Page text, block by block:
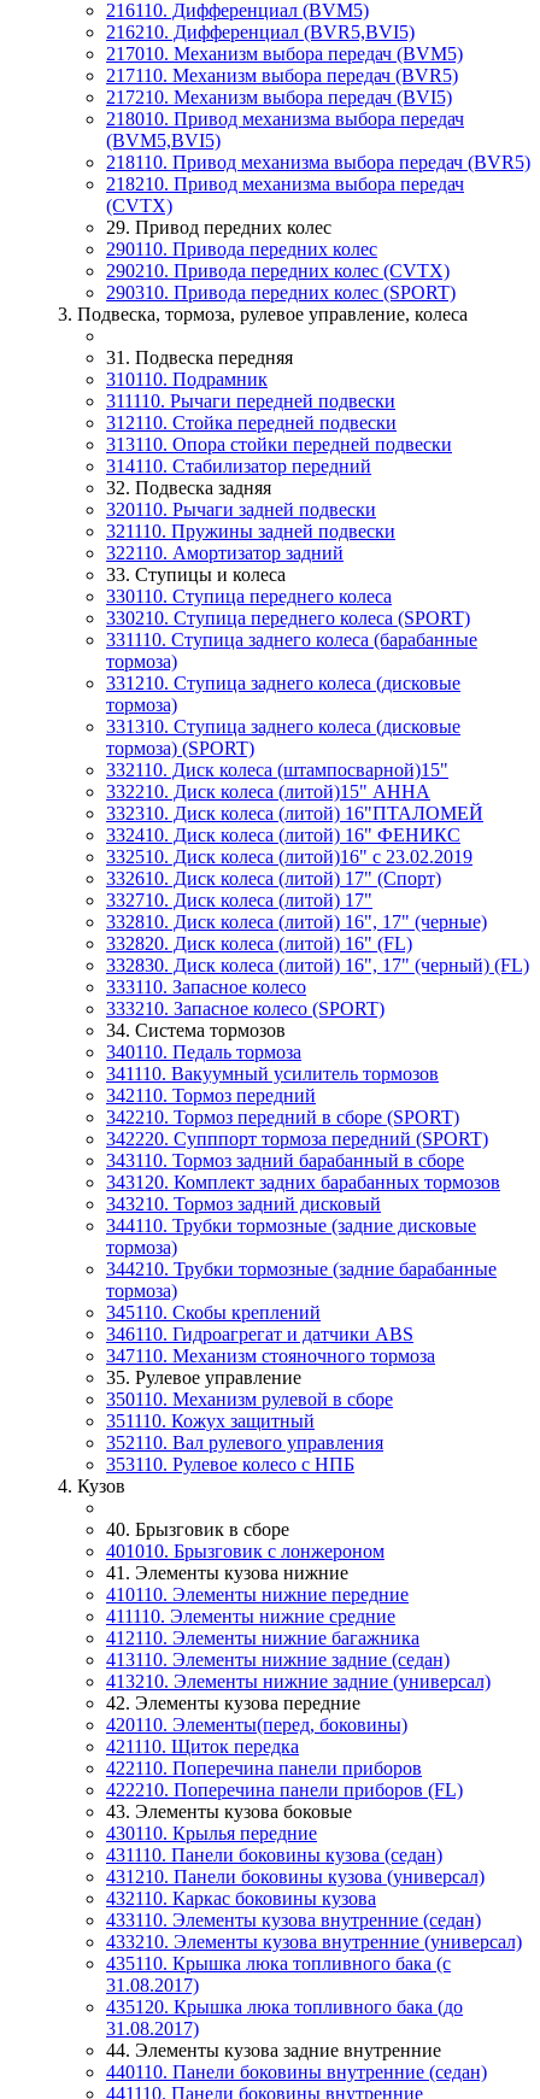
216110. Дифференциал (BVM5)
216210. Дифференциал (BVR5,BVI5)
217010. Механизм выбора передач (BVM5)
217110. Механизм выбора передач (BVR5)
217210. Механизм выбора передач (BVI5)
218010. Привод механизма выбора передач
(BVM5,BVI5)
218110. Привод механизма выбора передач (BVR5)
218210. Привод механизма выбора передач
(CVTX)
29. Привод передних колес
290110. Привода передних колес
290210. Привода передних колес (CVTX)
290310. Привода передних колес (SPORT)
3. Подвеска, тормоза, рулевое управление, колеса
31. Подвеска передняя
310110. Подрамник
311110. Рычаги передней подвески
312110. Стойка передней подвески
313110. Опора стойки передней подвески
314110. Стабилизатор передний
32. Подвеска задняя
320110. Рычаги задней подвески
321110. Пружины задней подвески
322110. Амортизатор задний
33. Ступицы и колеса
330110. Ступица переднего колеса
330210. Ступица переднего колеса (SPORT)
331110. Ступица заднего колеса (барабанные
тормоза)
331210. Ступица заднего колеса (дисковые
тормоза)
331310. Ступица заднего колеса (дисковые
тормоза) (SPORT)
332110. Диск колеса (штампосварной)15"
332210. Диск колеса (литой)15" АННА
332310. Диск колеса (литой) 16"ПТАЛОМЕЙ
332410. Диск колеса (литой) 16" ФЕНИКС
332510. Диск колеса (литой)16" с 23.02.2019
332610. Диск колеса (литой) 17" (Спорт)
332710. Диск колеса (литой) 17"
332810. Диск колеса (литой) 16", 17" (черные)
332820. Диск колеса (литой) 16" (FL)
332830. Диск колеса (литой) 16", 17" (черный) (FL)
333110. Запасное колесо
333210. Запасное колесо (SPORT)
34. Система тормозов
340110. Педаль тормоза
341110. Вакуумный усилитель тормозов
342110. Тормоз передний
342210. Тормоз передний в сборе (SPORT)
342220. Супппорт тормоза передний (SPORT)
343110. Тормоз задний барабанный в сборе
343120. Комплект задних барабанных тормозов
343210. Тормоз задний дисковый
344110. Трубки тормозные (задние дисковые
тормоза)
344210. Трубки тормозные (задние барабанные
тормоза)
345110. Скобы креплений
346110. Гидроагрегат и датчики АВS
347110. Механизм стояночного тормоза
35. Рулевое управление
350110. Механизм рулевой в сборе
351110. Кожух защитный
352110. Вал рулевого управления
353110. Рулевое колесо с НПБ
4. Кузов
40. Брызговик в сборе
401010. Брызговик с лонжероном
41. Элементы кузова нижние
410110. Элементы нижние передние
411110. Элементы нижние средние
412110. Элементы нижние багажника
413110. Элементы нижние задние (седан)
413210. Элементы нижние задние (универсал)
42. Элементы кузова передние
420110. Элементы(перед, боковины)
421110. Щиток передка
422110. Поперечина панели приборов
422210. Поперечина панели приборов (FL)
43. Элементы кузова боковые
430110. Крылья передние
431110. Панели боковины кузова (седан)
431210. Панели боковины кузова (универсал)
432110. Каркас боковины кузова
433110. Элементы кузова внутренние (седан)
433210. Элементы кузова внутренние (универсал)
435110. Крышка люка топливного бака (с
31.08.2017)
435120. Крышка люка топливного бака (до
31.08.2017)
44. Элементы кузова задние внутренние
440110. Панели боковины внутренние (седан)
441110. Панели боковины внутренние